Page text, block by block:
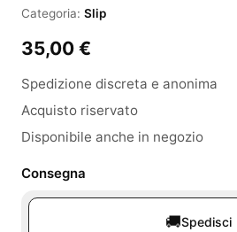
Categoria: Slip
35,00 €
Spedizione discreta e anonima
Acquisto riservato
Disponibile anche in negozio
Consegna
🚚Spedisci